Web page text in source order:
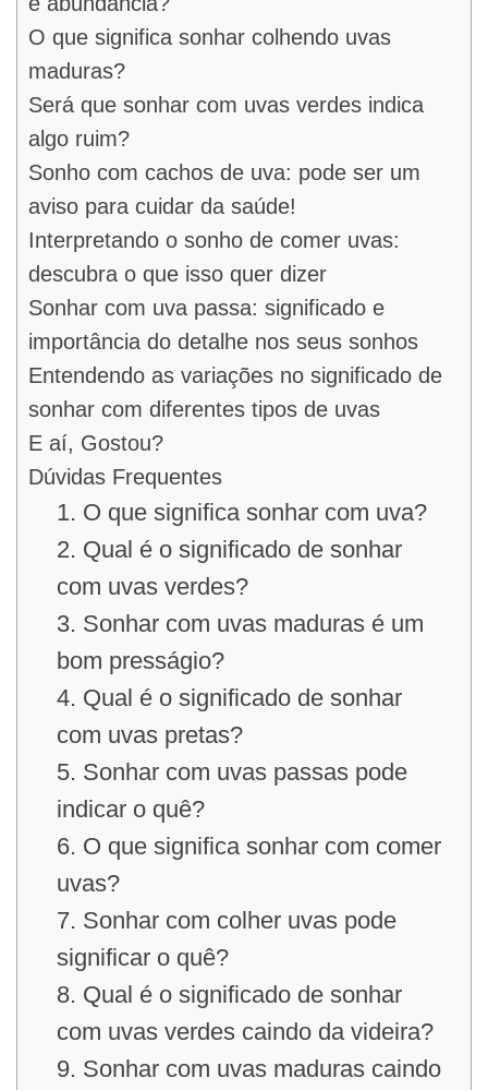
O que significa sonhar colhendo uvas
maduras?
Será que sonhar com uvas verdes indica
algo ruim?
Sonho com cachos de uva: pode ser um
aviso para cuidar da saúde!
Interpretando o sonho de comer uvas:
descubra o que isso quer dizer
Sonhar com uva passa: significado e
importância do detalhe nos seus sonhos
Entendendo as variações no significado de
sonhar com diferentes tipos de uvas
E aí, Gostou?
Dúvidas Frequentes
1. O que significa sonhar com uva?
2. Qual é o significado de sonhar
com uvas verdes?
3. Sonhar com uvas maduras é um
bom presságio?
4. Qual é o significado de sonhar
com uvas pretas?
5. Sonhar com uvas passas pode
indicar o quê?
6. O que significa sonhar com comer
uvas?
7. Sonhar com colher uvas pode
significar o quê?
8. Qual é o significado de sonhar
com uvas verdes caindo da videira?
9. Sonhar com uvas maduras caindo